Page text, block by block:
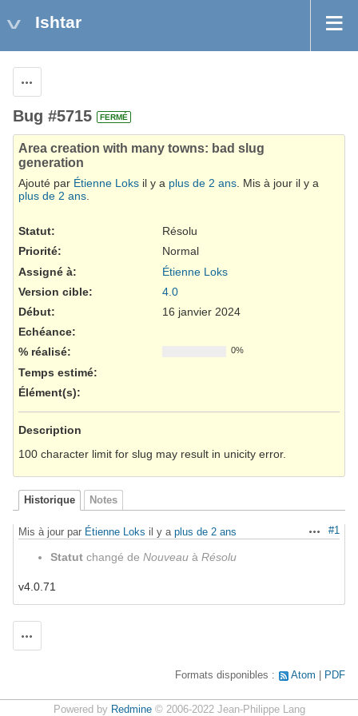
Ishtar
Bug #5715 FERMÉ
Area creation with many towns: bad slug
generation
Ajouté par Étienne Loks il y a plus de 2 ans. Mis à jour il y a
plus de 2 ans.
Statut:
Résolu
Priorité:
Normal
Assigné à:
Étienne Loks
Version cible:
4.0
Début:
16 janvier 2024
Echéance:
% réalisé:
0%
Temps estimé:
Élément(s):
Description
100 character limit for slug may result in unicity error.
Historique Notes
Actions
#1
Mis à jour par Étienne Loks il y a plus de 2 ans
Statut changé de Nouveau à Résolu
v4.0.71
Formats disponibles : Atom PDF
Powered by Redmine© 2006-2022 Jean-Philippe Lang